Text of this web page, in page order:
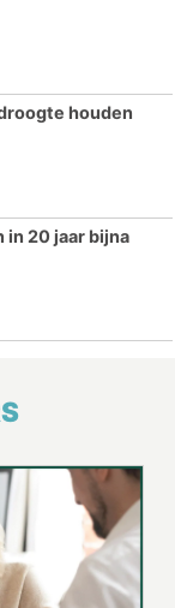
houden
20 jaar bijna